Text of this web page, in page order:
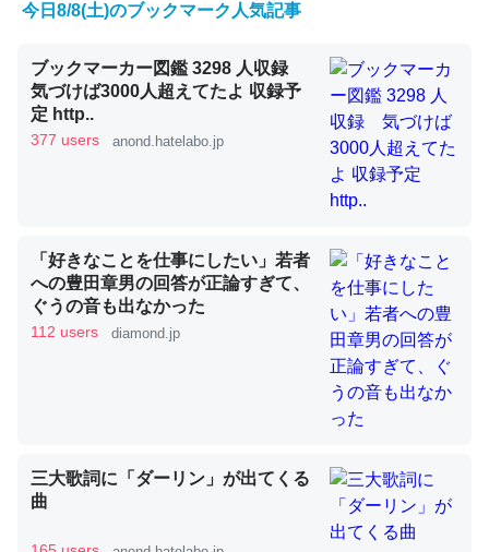
昆虫ってカルシウム少ないのか。知らんかった。調べたら
コオロギのカルシウム分はエビの600分の1程度。
─ニュース :: 【研究発表】昆虫学の大問題＝「昆虫はなぜ海にいな
論文では「淡水はカルシウムも酸素も不足してて両方に不
利だから両方が拮抗してるのでは」とあって面白い。海に
いる鋏角類（カブトガニ・ウミグモ）はカルシウムを使わ
ずキチンを強化してる筈だが、酵素が違うのか？
いのか」に関する新仮説
今日8/8(土)のブックマーク人気記事
ブックマーカー図鑑 3298 人収録
気づけば3000人超えてたよ 収録予
定 http..
377 users anond.hatelabo.jp
「好きなことを仕事にしたい」若者
への豊田章男の回答が正論すぎて、
ぐうの音も出なかった
112 users diamond.jp
三大歌詞に「ダーリン」が出てくる
曲